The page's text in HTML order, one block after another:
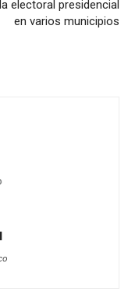
electoral presidencial
en varios municipios